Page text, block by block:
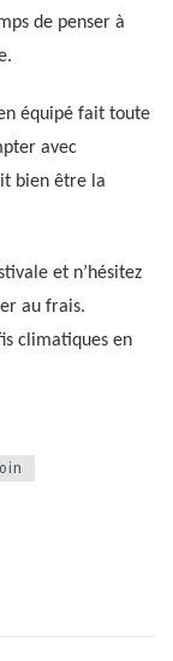
de penser à
équipé fait toute
avec
bien être la
et n’hésitez
au frais.
climatiques en